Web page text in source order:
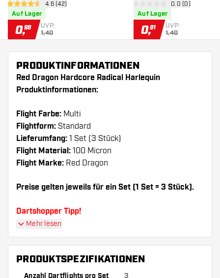
Bewertungsbereich öffnen
4.6 Bewertungssterne
4.6 (42)
Auf Lager
0,98 UVP:
1,40
0 Bewertungssterne
0.0 (0)
Auf Lager
0,91 UVP:
1,40
PRODUKTINFORMATIONEN
Red Dragon Hardcore Radical Harlequin
Produktinformationen:
Flight Farbe: Multi
Flightform: Standard
Lieferumfang: 1 Set (3 Stück)
Flight Material: 100 Micron
Flight Marke: Red Dragon
Preise gelten jeweils für ein Set (1 Set = 3 Stück).
Dartshopper Tipp!
Sorgen Sie für genügend Ersatz Flights und
abnutzen oder brechen.
Mehr lesen
PRODUKTSPEZIFIKATIONEN
Anzahl Dartflights pro Set 3